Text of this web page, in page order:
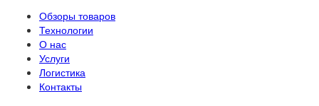
Обзоры товаров
Технологии
О нас
Услуги
Логистика
Контакты